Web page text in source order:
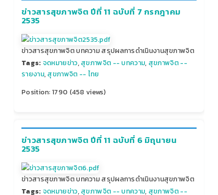
ข่าวสารสุขภาพจิต ปีที่ 11 ฉบับที่ 7 กรกฎาคม
2535
ข่าวสารสุขภาพจิต บทความ สรุปผลการดำเนินงานสุขภาพจิต
Tags: จดหมายข่าว,สุขภาพจิต -- บทความ, สุขภาพจิต --
รายงาน,สุขภาพจิต -- ไทย
Position:1790 (458 views)
ข่าวสารสุขภาพจิต ปีที่ 11 ฉบับที่ 6 มิถุนายน
2535
ข่าวสารสุขภาพจิต บทความ สรุปผลการดำเนินงานสุขภาพจิต
Tags: จดหมายข่าว,สุขภาพจิต -- บทความ, สุขภาพจิต --